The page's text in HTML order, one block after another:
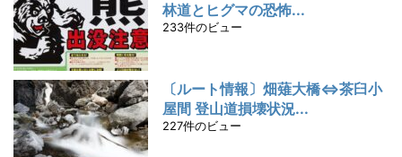
林道とヒグマの恐怖...
233件のビュー
〔ルート情報〕畑薙大橋⇔茶臼小
屋間 登山道損壊状況...
227件のビュー